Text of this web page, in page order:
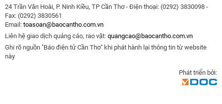
24 Trần Văn Hoài, P. Ninh Kiều, TP Cần Thơ - Điện thoại: (0292) 3830098 -
Fax: (0292) 3830561
Email: toasoan@baocantho.com.vn
Liên hệ giao dịch quảng cáo, rao vặt: quangcao@baocantho.com.vn
Ghi rõ nguồn "Báo điện tử Cần Thơ" khi phát hành lại thông tin từ website
này
Phát triển bởi: